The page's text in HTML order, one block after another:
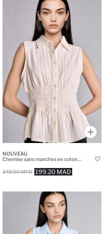
NOUVEAU
199.20 MAD
349.00 MAD